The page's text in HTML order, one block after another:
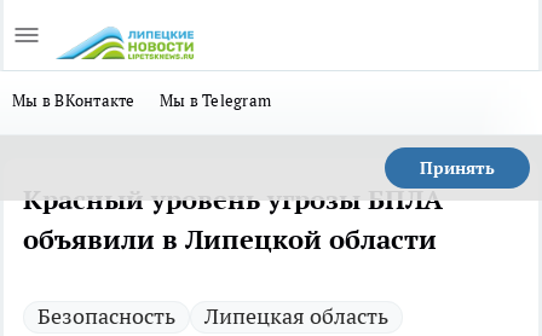
Мы в ВКонтакте Мы в Telegram
Принять
Красный уровень угрозы БПЛА
объявили в Липецкой области
Безопасность
Липецкая область